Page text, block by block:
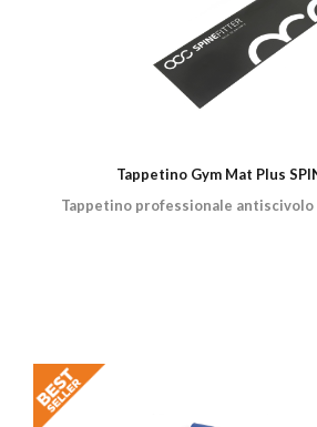
Tappetino Gym Mat Plus
Tappetino professionale